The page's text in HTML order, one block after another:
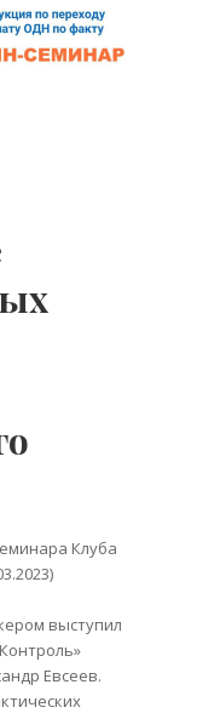
Клуба
выступил
Евсеев.